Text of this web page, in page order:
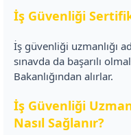
İş Güvenliği
İş güvenliği uzmanlığı
sınavda da başarılı
Bakanlığından alırlar.
İş Güvenliği
Nasıl Sağlanır?